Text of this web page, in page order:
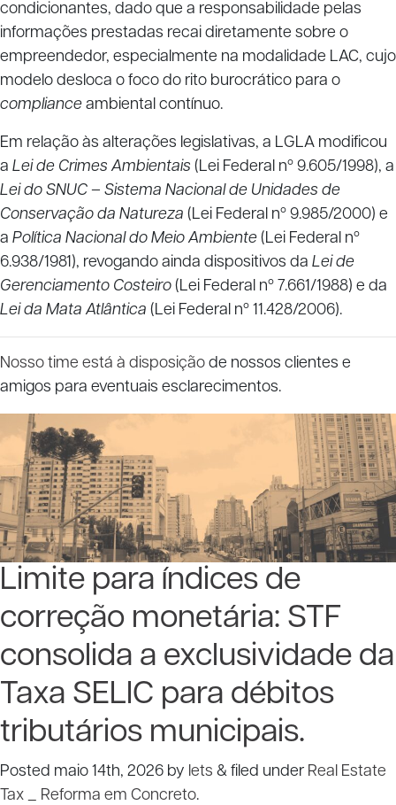
condicionantes, dado que a responsabilidade pelas
informações prestadas recai diretamente sobre o
empreendedor, especialmente na modalidade LAC, cujo
modelo desloca o foco do rito burocrático para o
compliance ambiental contínuo.
Em relação às alterações legislativas, a LGLA modificou
a Lei de Crimes Ambientais (Lei Federal nº 9.605/1998), a
Lei do SNUC – Sistema Nacional de Unidades de
Conservação da Natureza (Lei Federal nº 9.985/2000) e
a Política Nacional do Meio Ambiente (Lei Federal nº
6.938/1981), revogando ainda dispositivos da Lei de
Gerenciamento Costeiro (Lei Federal nº 7.661/1988) e da
Lei da Mata Atlântica (Lei Federal nº 11.428/2006).
Nosso time está à disposição de nossos clientes e
amigos para eventuais esclarecimentos.
Limite para índices de
correção monetária: STF
consolida a exclusividade da
Taxa SELIC para débitos
tributários municipais.
Posted maio 14th, 2026 by lets & filed under Real Estate
Tax _ Reforma em Concreto.